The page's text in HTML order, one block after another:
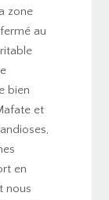
zone
au
bien
et
en
nous